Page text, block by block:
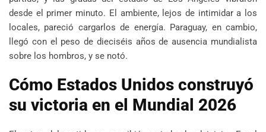
desde el primer minuto. El ambiente, lejos de intimidar a los
locales, pareció cargarlos de energía. Paraguay, en cambio,
llegó con el peso de dieciséis años de ausencia mundialista
sobre los hombros, y se notó.
Cómo Estados Unidos construyó
su victoria en el Mundial 2026